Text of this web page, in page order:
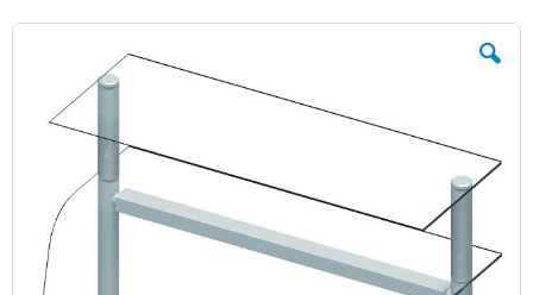
Zum
Bildergalerie
springen